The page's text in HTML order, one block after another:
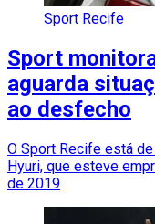
Sport Recife
Sport
aguarda
ao desfecho
O Sport Recife está
Hyuri, que esteve
de 2019